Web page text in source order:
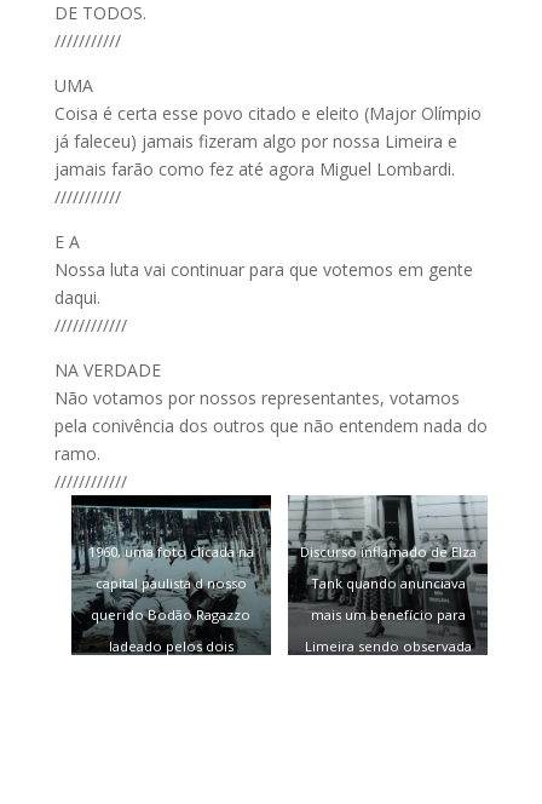
DE TODOS.
///////////
UMA
Coisa é certa esse povo citado e eleito (Major Olímpio
já faleceu) jamais fizeram algo por nossa Limeira e
jamais farão como fez até agora Miguel Lombardi.
///////////
E A
Nossa luta vai continuar para que votemos em gente
daqui.
////////////
NA VERDADE
Não votamos por nossos representantes, votamos
pela conivência dos outros que não entendem nada do
ramo.
////////////
1960, uma foto clicada na
capital paulista d nosso
querido Bodão Ragazzo
ladeado pelos dois
Discurso inflamado de Elza
Tank quando anunciava
mais um benefício para
Limeira sendo observada